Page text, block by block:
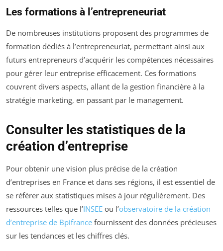
Les formations à l’entrepreneuriat
De nombreuses institutions proposent des programmes de
formation dédiés à l’entrepreneuriat, permettant ainsi aux
futurs entrepreneurs d’acquérir les compétences nécessaires
pour gérer leur entreprise efficacement. Ces formations
couvrent divers aspects, allant de la gestion financière à la
stratégie marketing, en passant par le management.
Consulter les statistiques de la
création d’entreprise
Pour obtenir une vision plus précise de la création
d’entreprises en France et dans ses régions, il est essentiel de
se référer aux statistiques mises à jour régulièrement. Des
ressources telles que l’INSEE ou l’observatoire de la création
d’entreprise de Bpifrance fournissent des données précieuses
sur les tendances et les chiffres clés.